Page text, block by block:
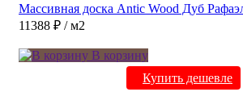
Массивная доска Antic Wood Дуб
11388 ₽ / м2
В корзину
Купить дешевле